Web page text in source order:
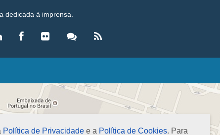
Política de Privacidade e a Política de Cookies. Para
dedicada à imprensa.
LEGISLAÇÃO
Lei
Brasileiras de Contabilidade